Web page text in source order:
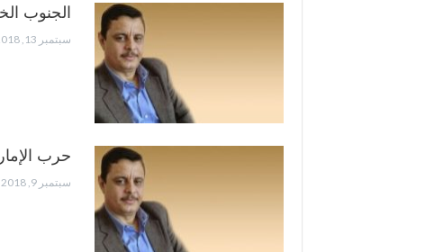
الجنوب
سبتمبر 13, 2018
حرب
سبتمبر 9, 2018